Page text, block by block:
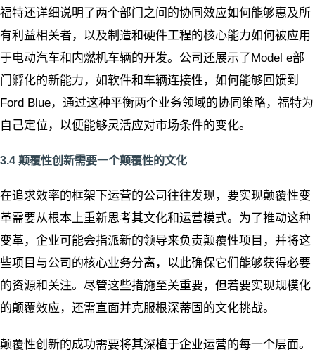
福特还详细说明了两个部门之间的协同效应如何能够惠及所
有利益相关者，以及制造和硬件工程的核心能力如何被应用
于电动汽车和内燃机车辆的开发。公司还展示了Model e部
门孵化的新能力，如软件和车辆连接性，如何能够回馈到
Ford Blue，通过这种平衡两个业务领域的协同策略，福特为
自己定位，以便能够灵活应对市场条件的变化。
3.4 颠覆性创新需要一个颠覆性的文化
在追求效率的框架下运营的公司往往发现，要实现颠覆性变
革需要从根本上重新思考其文化和运营模式。为了推动这种
变革，企业可能会指派新的领导来负责颠覆性项目，并将这
些项目与公司的核心业务分离，以此确保它们能够获得必要
的资源和关注。尽管这些措施至关重要，但若要实现规模化
的颠覆效应，还需直面并克服根深蒂固的文化挑战。
颠覆性创新的成功需要将其深植于企业运营的每一个层面。